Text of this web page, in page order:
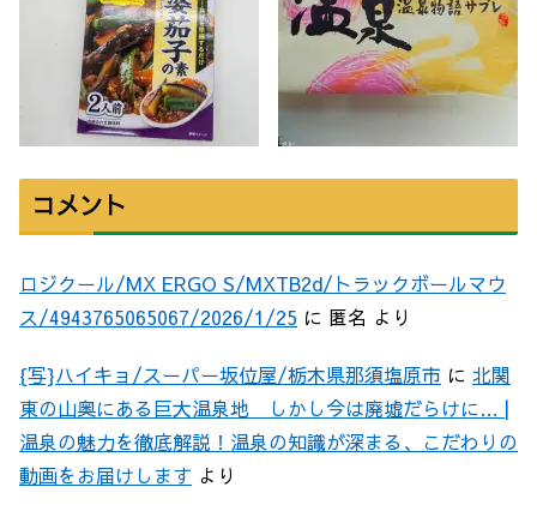
コメント
ロジクール/MX ERGO S/MXTB2d/トラックボールマウ
ス/4943765065067/2026/1/25 に 匿名 より
{写}ハイキョ/スーパー坂位屋/栃木県那須塩原市 に 北関
東の山奥にある巨大温泉地 しかし今は廃墟だらけに… |
温泉の魅力を徹底解説！温泉の知識が深まる、こだわりの
動画をお届けします より